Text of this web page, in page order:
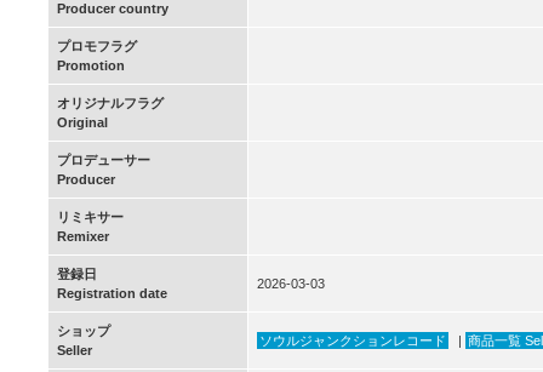
Producer country
プロモフラグ
Promotion
オリジナルフラグ
Original
プロデューサー
Producer
リミキサー
Remixer
登録日
Registration date
2026-03-03
ショップ
Seller
ソウルジャンクションレコード | 商品一覧